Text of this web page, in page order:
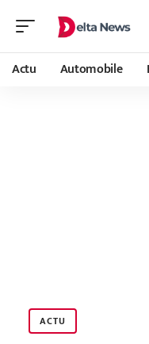
Actu Automobile
ACTU